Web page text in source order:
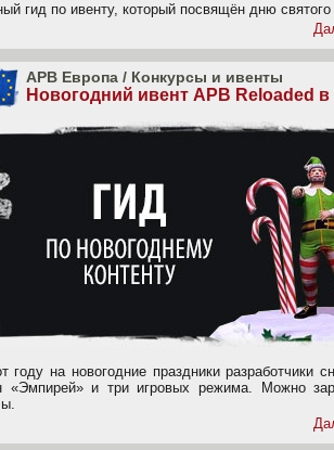
гид по ивенту, который посвящён дню
APB Европа / Конкурсы и ивенты
Новогодний ивент APB Reloaded в
году на новогодние праздники разработчики
«Эмпирей» и три игровых режима. Можно